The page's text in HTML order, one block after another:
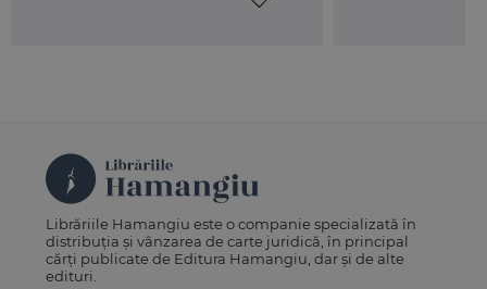
Librăriile Hamangiu este o companie specializată în
distribuția și vânzarea de carte juridică, în principal
cărți publicate de Editura Hamangiu, dar și de alte
edituri.